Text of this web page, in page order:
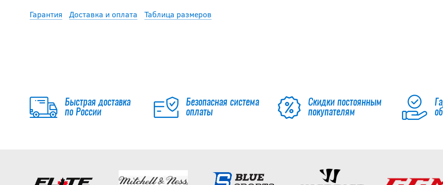
Гарантия Доставка и оплата Таблица размеров
Быстрая доставка
по России
Безопасная система
оплаты
Скидки постоянным
покупателям